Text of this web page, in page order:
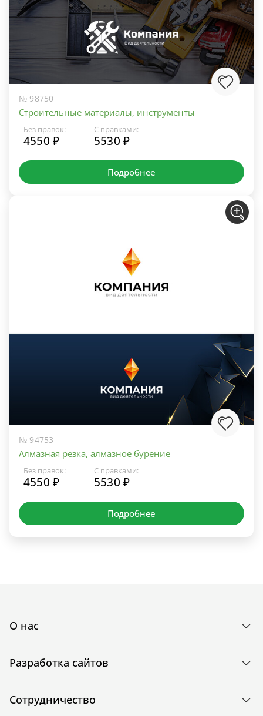
№ 98750
Строительные материалы, инструменты
Без правок:
4550 ₽
С правками:
5530 ₽
Подробнее
№ 94753
Алмазная резка, алмазное бурение
Без правок:
4550 ₽
С правками:
5530 ₽
Подробнее
О нас
Разработка сайтов
Сотрудничество